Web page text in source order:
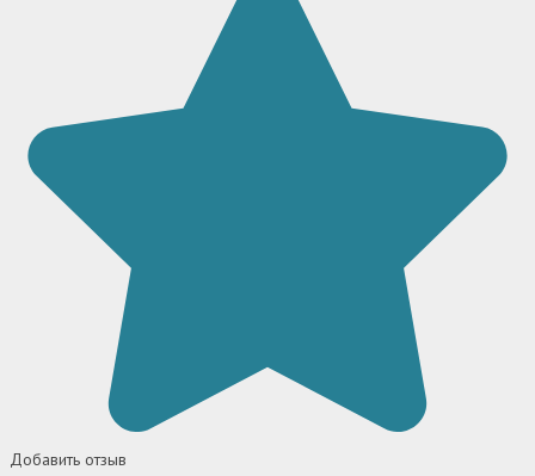
Добавить отзыв